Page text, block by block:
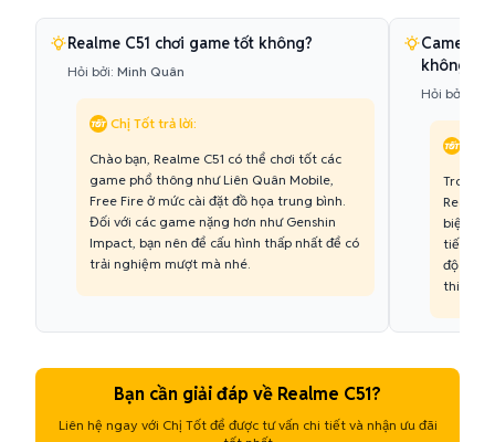
Realme C51 chơi game tốt không?
Hỏi bởi: Minh Quân
Chị Tốt trả lời:
Chào bạn, Realme C51 có thể chơi tốt các
game phổ thông như Liên Quân Mobile,
Free Fire ở mức cài đặt đồ họa trung bình.
Đối với các game nặng hơn như Genshin
Impact, bạn nên để cấu hình thấp nhất để có
trải nghiệm mượt mà nhé.
Camera
không?
Hỏi bởi:
Trong
Realme
biệt
tiết cao,
độ
thiếu
Bạn cần giải đáp về Realme C51?
Liên hệ ngay với Chị Tốt để được tư vấn chi tiết và nhận ưu đãi